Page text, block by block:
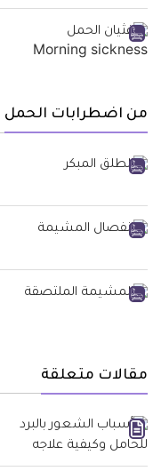
من اضطرابات الحمل
مقالات متعلقة